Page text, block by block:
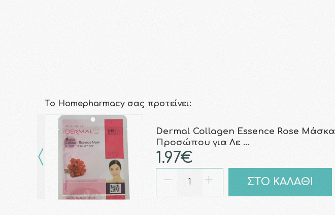
Τo Homepharmacy σας προτείνει:
Dermal Collagen Essence Rose Μάσκα
Προσώπου για Λε …
1.97€
ΣΤΟ ΚΑΛΑΘΙ